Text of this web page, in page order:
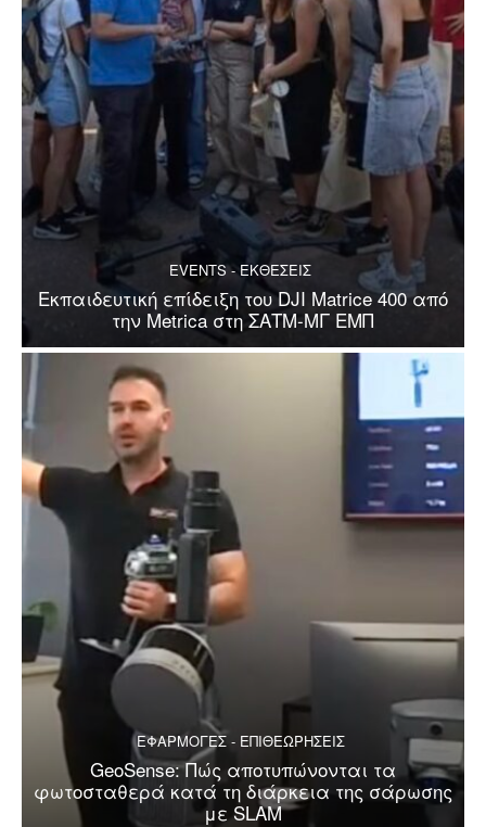
EVENTS - ΕΚΘΕΣΕΙΣ
Εκπαιδευτική επίδειξη του DJI Matrice 400 από
την Metrica στη ΣΑΤΜ-ΜΓ ΕΜΠ
ΕΦΑΡΜΟΓΕΣ - ΕΠΙΘΕΩΡΗΣΕΙΣ
GeoSense: Πώς αποτυπώνονται τα
φωτοσταθερά κατά τη διάρκεια της σάρωσης
με SLAM